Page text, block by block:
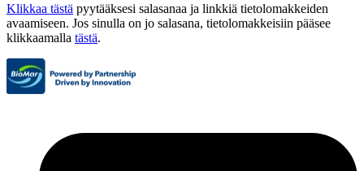
Klikkaa tästä pyytääksesi salasanaa ja linkkiä tietolomakkeiden
avaamiseen. Jos sinulla on jo salasana, tietolomakkeisiin pääsee
klikkaamalla tästä.